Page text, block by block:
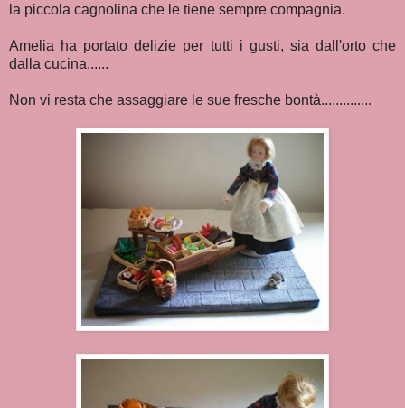
la piccola cagnolina che le tiene sempre compagnia.
Amelia ha portato delizie per tutti i gusti, sia dall'orto che
dalla cucina......
Non vi resta che assaggiare le sue fresche bontà..............